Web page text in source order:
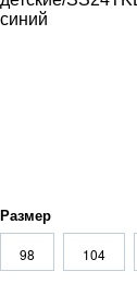
Размер
98 104